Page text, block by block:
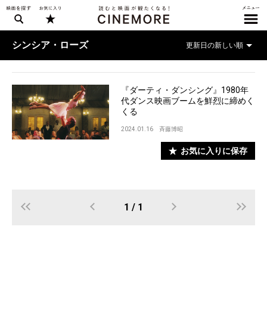
シンシア・ローズ
『ダーティ・ダンシング』1980年
代ダンス映画ブームを鮮烈に締めく
くる
2024.01.16 斉藤博昭
お気に入りに保存
1 / 1